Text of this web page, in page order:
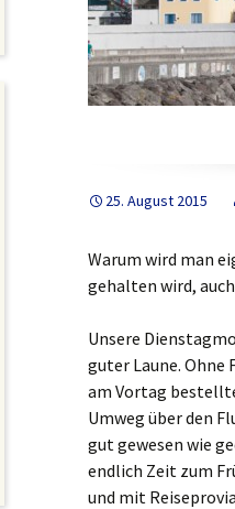
25. August 2015
Warum wird man
gehalten wird,
Unsere
guter Laune. Ohne
am Vortag
Umweg über den
gut gewesen wie
endlich Zeit zum
und mit